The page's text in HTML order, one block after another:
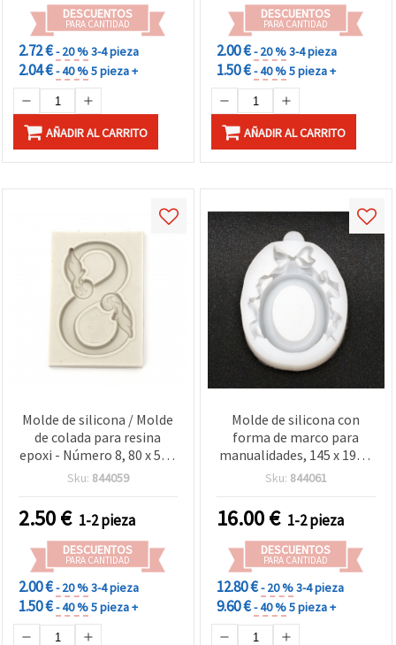
DESCUENTOS
PARA CANTIDAD
2.72 €- 20 %3-4 pieza
2.04 €- 40 %5 pieza +
AÑADIR AL CARRITO
DESCUENTOS
PARA CANTIDAD
2.00 €- 20 %3-4 pieza
1.50 €- 40 %5 pieza +
AÑADIR AL CARRITO
Molde de silicona / Molde
de colada para resina
epoxi - Número 8, 80 x 55 x
8 mm
Sku: 844059
2.50€ 1-2 pieza
DESCUENTOS
PARA CANTIDAD
2.00 €- 20 %3-4 pieza
1.50 €- 40 %5 pieza +
Molde de silicona con
forma de marco para
manualidades, 145 x 190 x
23 mm
Sku: 844061
16.00€ 1-2 pieza
DESCUENTOS
PARA CANTIDAD
12.80 €- 20 %3-4 pieza
9.60 €- 40 %5 pieza +